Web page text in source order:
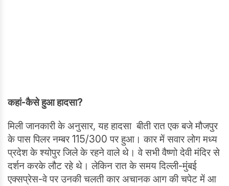
कहां-कैसे हुआ हादसा?
मिली जानकारी के अनुसार, यह हादसा बीती रात एक बजे मौजपुर
के पास पिलर नम्बर 115/300 पर हुआ। कार में सवार लोग मध्य
प्रदेश के श्योपुर जिले के रहने वाले थे। वे सभी वैष्णो देवी मंदिर से
दर्शन करके लौट रहे थे। लेकिन रात के समय दिल्ली-मुंबई
एक्सप्रेस-वे पर उनकी चलती कार अचानक आग की चपेट में आ